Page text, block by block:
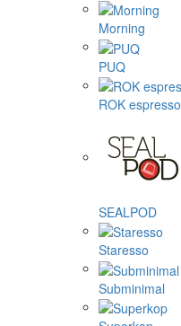
Morning
PUQ
ROK espresso
SEALPOD
Staresso
Subminimal